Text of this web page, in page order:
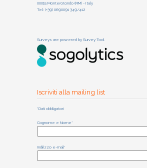
00015 Monterotondo (RM) - Italy
Tel: (+39) 0690091 349/412
Surveys are powered by Survey Tool
Iscriviti alla mailing list
*Dati obbligatori
Cognome e Nome*
Indirizzo e-mail*